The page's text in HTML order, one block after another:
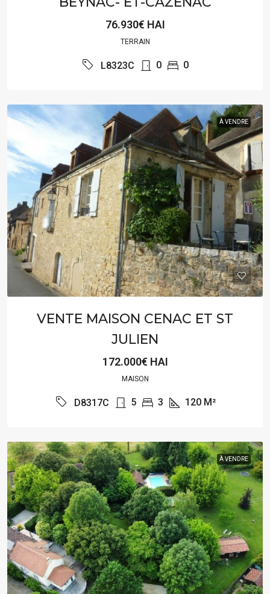
76.930€ HAI
TERRAIN
L8323C 0 0
À VENDRE
VENTE MAISON CENAC ET ST
JULIEN
172.000€ HAI
MAISON
D8317C 5 3 120 M²
À VENDRE